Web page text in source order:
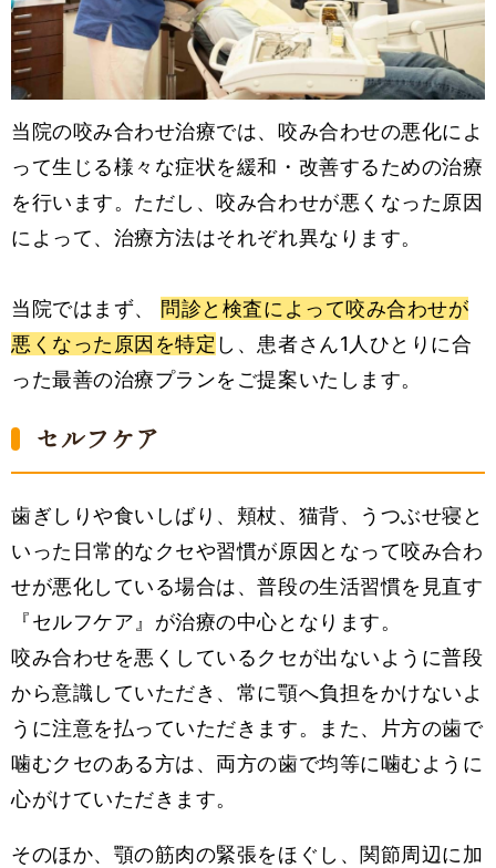
当院の咬み合わせ治療では、咬み合わせの悪化によ
って生じる様々な症状を緩和・改善するための治療
を行います。ただし、咬み合わせが悪くなった原因
によって、治療方法はそれぞれ異なります。
当院ではまず、 問診と検査によって咬み合わせが
悪くなった原因を特定 し、患者さん1人ひとりに合
った最善の治療プランをご提案いたします。
セルフケア
歯ぎしりや食いしばり、頬杖、猫背、うつぶせ寝と
いった日常的なクセや習慣が原因となって咬み合わ
せが悪化している場合は、普段の生活習慣を見直す
『セルフケア』が治療の中心となります。
咬み合わせを悪くしているクセが出ないように普段
から意識していただき、常に顎へ負担をかけないよ
うに注意を払っていただきます。また、片方の歯で
噛むクセのある方は、両方の歯で均等に噛むように
心がけていただきます。
そのほか、顎の筋肉の緊張をほぐし、関節周辺に加